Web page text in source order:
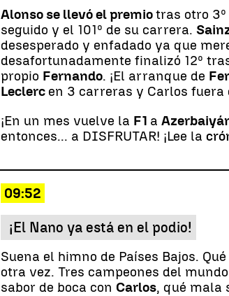
Alonso se llevó el premiotras otro
seguido y el 101º de su carrera.
desesperado y enfadado ya que
desafortunadamente finalizó 12º
propio Fernando. ¡El arranque de
Leclerc en 3 carreras y Carlos fuera
¡En un mes vuelve la F1 a
entonces... a DISFRUTAR! ¡Lee la
09:52
¡El Nano ya está en el podio!
Suena el himno de Países Bajos.
otra vez. Tres campeones del
sabor de boca con Carlos, qué mala